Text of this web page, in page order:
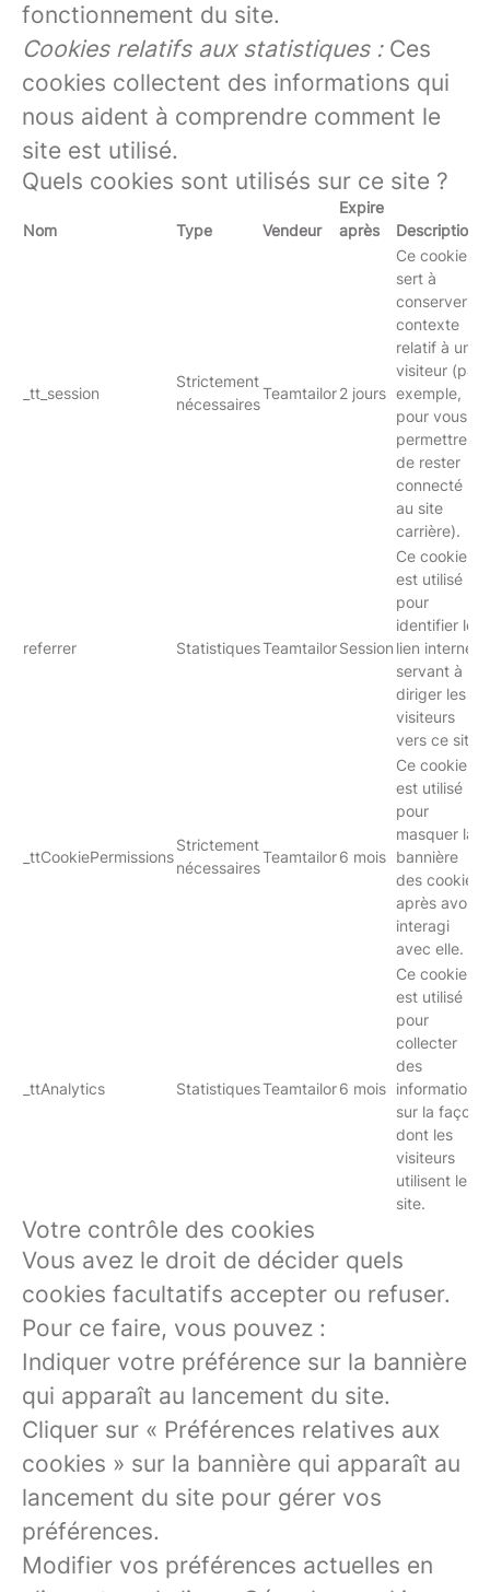
fonctionnement du site.
Cookies relatifs aux statistiques :Ces
cookies collectent des informations qui
nous aident à comprendre comment le
site est utilisé.
Quels cookies sont utilisés sur ce site ?
Nom Type Vendeur
Expire
après
Description
_tt_session
Strictement
nécessaires
Teamtailor2 jours
Ce cookie
sert à
conserver le
contexte
relatif à un
visiteur (par
exemple,
pour vous
permettre
de rester
connecté
au site
carrière).
referrer StatistiquesTeamtailorSession
Ce cookie
est utilisé
pour
identifier le
lien internet
servant à
diriger les
visiteurs
vers ce site.
_ttCookiePermissions
Strictement
nécessaires
Teamtailor6 mois
Ce cookie
est utilisé
pour
masquer la
bannière
des cookies
après avoir
interagi
avec elle.
_ttAnalytics StatistiquesTeamtailor6 mois
Ce cookie
est utilisé
pour
collecter
des
informations
sur la façon
dont les
visiteurs
utilisent le
site.
Votre contrôle des cookies
Vous avez le droit de décider quels
cookies facultatifs accepter ou refuser.
Pour ce faire, vous pouvez :
Indiquer votre préférence sur la bannière
qui apparaît au lancement du site.
Cliquer sur « Préférences relatives aux
cookies » sur la bannière qui apparaît au
lancement du site pour gérer vos
préférences.
Modifier vos préférences actuelles en